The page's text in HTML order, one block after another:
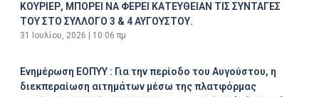
ΚΟΥΡΙΕΡ, ΜΠΟΡΕΙ ΝΑ ΦΕΡΕΙ ΚΑΤΕΥΘΕΙΑΝ ΤΙΣ ΣΥΝΤΑΓΕΣ
ΤΟΥ ΣΤΟ ΣΥΛΛΟΓΟ 3 & 4 ΑΥΓΟΥΣΤΟΥ.
31 Ιουλίου, 2026 10:06 πμ
Ενημέρωση ΕΟΠΥΥ : Για την περίοδο του Αυγούστου, η
διεκπεραίωση αιτημάτων μέσω της πλατφόρμας